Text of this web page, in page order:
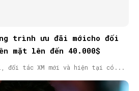
trình ưu đãi mớicho đối
mặt lên đến 40.000$
đối tác XM mới và hiện tại có...